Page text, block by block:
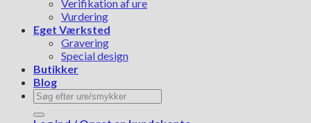
Verifikation af ure
Vurdering
Eget Værksted
Gravering
Special design
Butikker
Blog
Søg
efter: